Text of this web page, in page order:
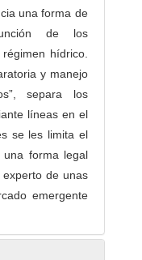
una forma de
de los
hídrico.
y manejo
separa los
líneas en el
se les limita el
forma legal
de unas
emergente